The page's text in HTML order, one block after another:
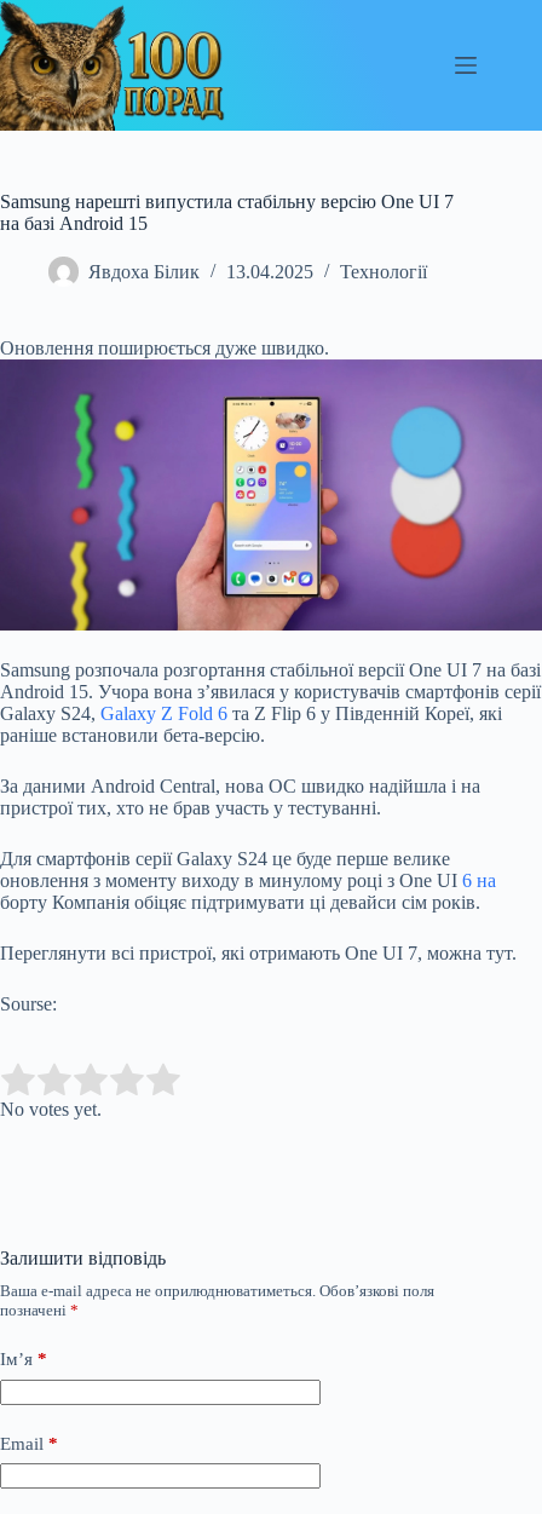
Перейти
до
вмісту
Samsung нарешті випустила стабільну версію One UI 7
на базі Android 15
Явдоха Білик 13.04.2025 Технології
Оновлення поширюється дуже швидко.
Samsung розпочала розгортання стабільної версії One UI 7 на базі
Android 15. Учора вона з’явилася у користувачів смартфонів серії
Galaxy S24, Galaxy Z Fold 6 та Z Flip 6 у Південній Кореї, які
раніше встановили бета-версію.
За даними Android Central, нова ОС швидко надійшла і на
пристрої тих, хто не брав участь у тестуванні.
Для смартфонів серії Galaxy S24 це буде перше велике
оновлення з моменту виходу в минулому році з One UI 6 на
борту Компанія обіцяє підтримувати ці девайси сім років.
Переглянути всі пристрої, які отримають One UI 7, можна тут.
Sourse:
Rate this item:
No votes yet.
Залишити відповідь
Ваша e-mail адреса не оприлюднюватиметься. Обов’язкові поля
позначені *
Ім’я *
Email *